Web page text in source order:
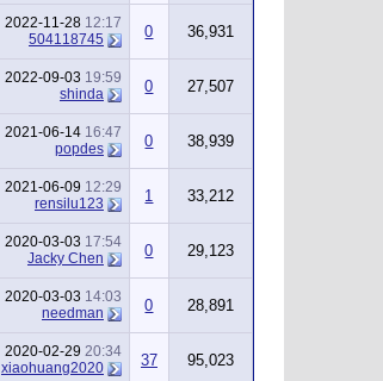
2022-11-28 12:17
504118745
0 36,931
2022-09-03 19:59
shinda
0 27,507
2021-06-14 16:47
popdes
0 38,939
2021-06-09 12:29
rensilu123
1 33,212
2020-03-03 17:54
Jacky Chen
0 29,123
2020-03-03 14:03
needman
0 28,891
2020-02-29 20:34
xiaohuang2020
37 95,023